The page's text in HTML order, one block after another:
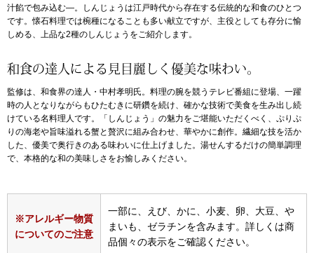
アクセサリー
ン雑貨
ボストンバッグ
その他
シューズ
レースアップ
汁餡で包み込む―。しんじょうは江戸時代から存在する伝統的な和食のひとつ
です。懐石料理では椀種になることも多い献立ですが、主役としても存分に愉
しめる、上品な2種のしんじょうをご紹介します。
和食の達人による見目麗しく優美な味わい。
監修は、和食界の達人・中村孝明氏。料理の腕を競うテレビ番組に登場、一躍
時の人となりながらもひたむきに研鑽を続け、確かな技術で美食を生み出し続
けている名料理人です。「しんじょう」の魅力をご堪能いただくべく、ぷりぷ
りの海老や旨味溢れる蟹と贅沢に組み合わせ、華やかに創作。繊細な技を活か
した、優美で奥行きのある味わいに仕上げました。湯せんするだけの簡単調理
で、本格的な和の美味しさをお愉しみください。
※アレルギー物質
についてのご注意
一部に、えび、かに、小麦、卵、大豆、や
まいも、ゼラチンを含みます。詳しくは商
品個々の表示をご確認ください。